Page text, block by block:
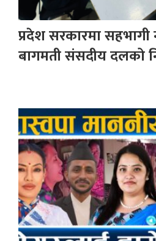
प्रदेश सरकारमा सहभागी
बागमती संसदीय दलको